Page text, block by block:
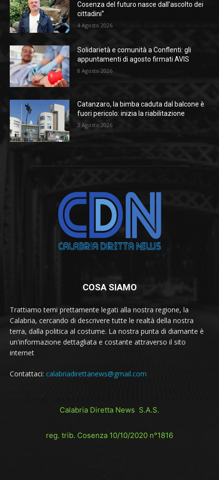
Cosenza del futuro nasce dall’ascolto dei
cittadini”
4 Agosto 2026
Solidarietà e comunità a Conflenti: gli
appuntamenti di agosto firmati AVIS
8 Agosto 2026
Catanzaro, la bimba caduta dal balcone è
fuori pericolo: inizia la riabilitazione
3 Agosto 2026
COSA SIAMO
Trattiamo temi prettamente legati alla nostra regione, la
Calabria, cercando di descrivere tutte le realtà della nostra
terra, dalla politica al costume. La nostra punta di diamante è
un'informazione dettagliata e costante attraverso il sito
internet
Contattaci: calabriadirettanews@gmail.com
Calabria Diretta News S.A.S.
reg. trib. Cosenza 10/10/2020 n°1816